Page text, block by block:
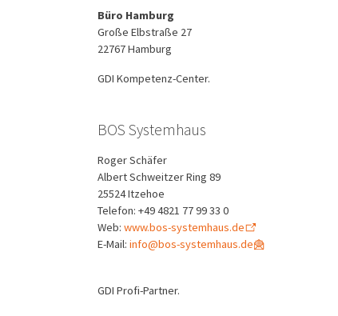
Büro Hamburg
Große Elbstraße 27
22767 Hamburg
GDI Kompetenz-Center.
BOS Systemhaus
Roger Schäfer
Albert Schweitzer Ring 89
25524 Itzehoe
Telefon: +49 4821 77 99 33 0
Web: www.bos-systemhaus.de
E-Mail: info@bos-systemhaus.de
GDI Profi-Partner.